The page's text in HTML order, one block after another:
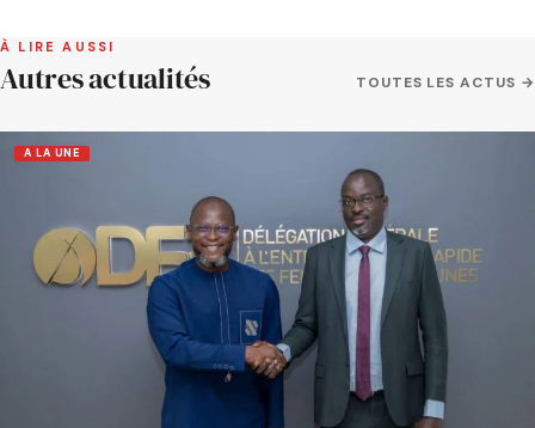
À LIRE AUSSI
Autres actualités TOUTES LES ACTUS →
A LA UNE